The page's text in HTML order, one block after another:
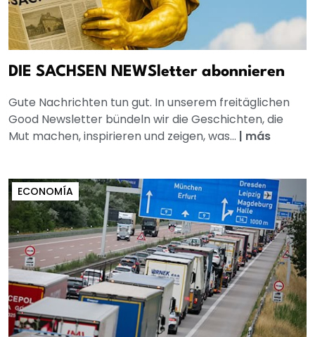
DIE SACHSEN NEWSletter abonnieren
Gute Nachrichten tun gut. In unserem freitäglichen
Good Newsletter bündeln wir die Geschichten, die
Mut machen, inspirieren und zeigen, was... | más
ECONOMÍA